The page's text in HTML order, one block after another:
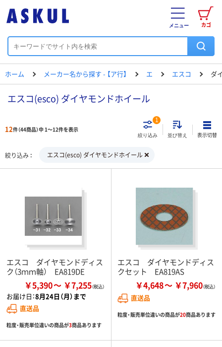
カゴ
メニュー
ホーム メーカー名から探す - 【ア行】 エ エスコ ダ
エスコ(esco) ダイヤモンドホイール
12件（44商品）中 1～12件を表示
絞り込み
1
並び替え 表示切替
絞り込み エスコ(esco) ダイヤモンドホイール
エスコ ダイヤモンドディス
ク（3ｍｍ軸） EA819DE
￥5,390 ￥7,255
お届け日：8月24日（月）まで
直送品
粒度・販売単位違いの商品が3商品あります
エスコ ダイヤモンドディス
クセット EA819AS
￥4,648 ￥7,960
直送品
粒度・販売単位違いの商品が20商品あります